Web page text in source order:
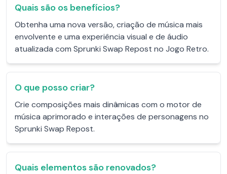
Quais são os benefícios?
Obtenha uma nova versão, criação de música mais
envolvente e uma experiência visual e de áudio
atualizada com Sprunki Swap Repost no Jogo Retro.
O que posso criar?
Crie composições mais dinâmicas com o motor de
música aprimorado e interações de personagens no
Sprunki Swap Repost.
Quais elementos são renovados?